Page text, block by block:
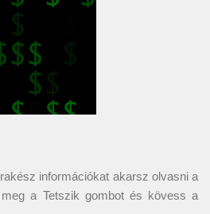
információkat akarsz olvasni a
a Tetszik gombot és kövess a